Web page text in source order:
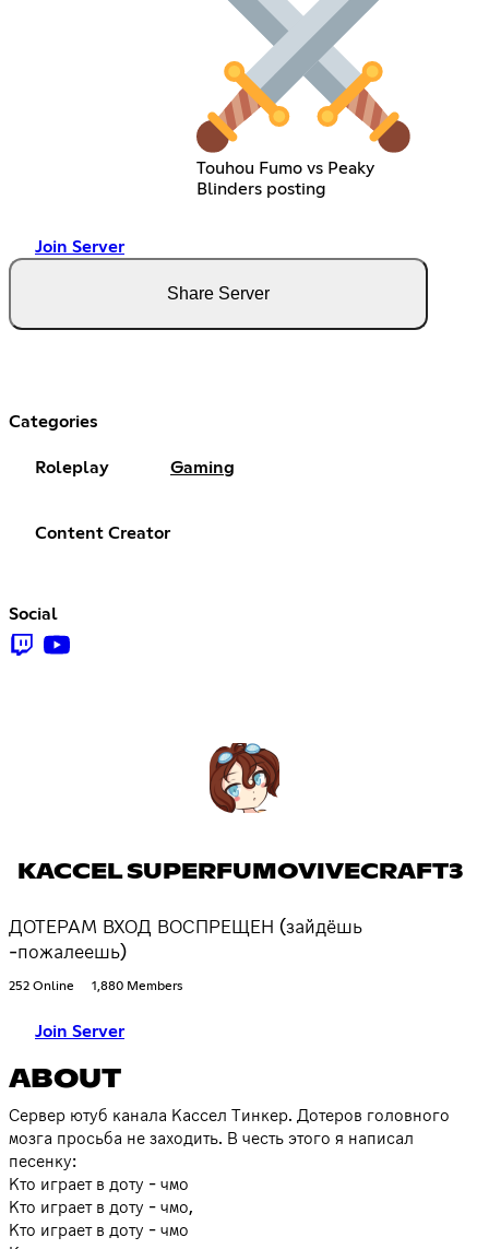
Touhou Fumo vs Peaky
Blinders posting
Join Server
Share Server
Categories
Roleplay Gaming
Content Creator
Social
KACCEL SUPERFUMOVIVECRAFT3
ДОТЕРАМ ВХОД ВОСПРЕЩЕН (зайдёшь
-пожалеешь)
252 Online 1,880 Members
Join Server
ABOUT
Сервер ютуб канала Кассел Тинкер. Дотеров головного
мозга просьба не заходить. В честь этого я написал
песенку:
Кто играет в доту - чмо
Кто играет в доту - чмо,
Кто играет в доту - чмо